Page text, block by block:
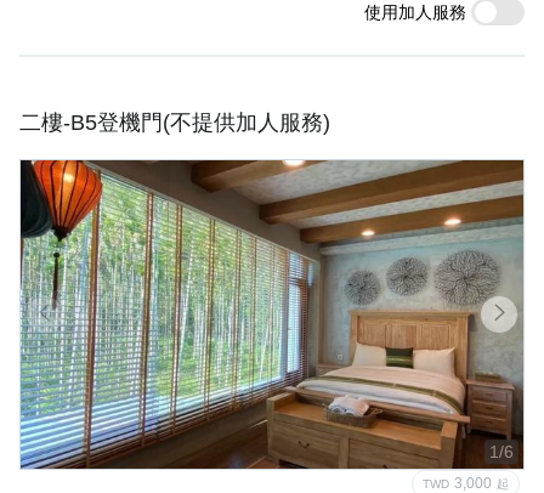
使用加人服務
二樓-B5登機門(不提供加人服務)
1/6
TWD 3,000 起